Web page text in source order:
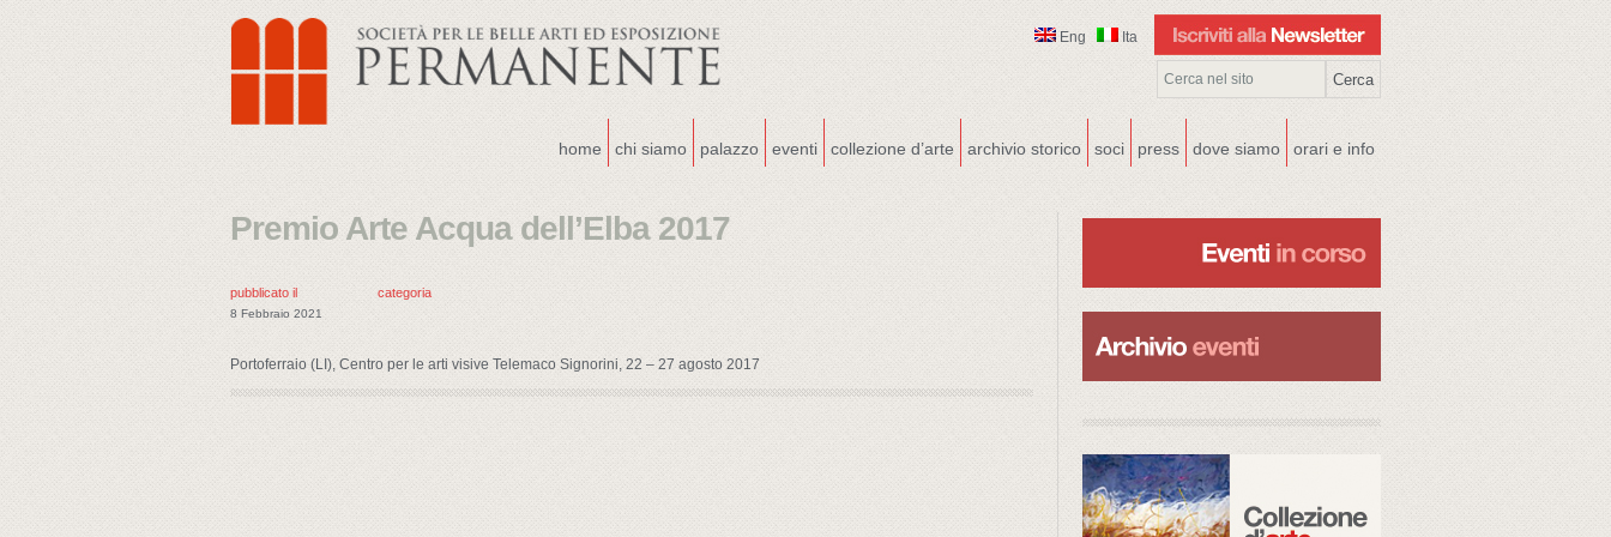
Eng Ita
home chi siamo palazzo eventi collezione d’arte archivio storico soci press dove siamo orari e info
Premio Arte Acqua dell’Elba 2017
pubblicato il
8 Febbraio 2021
categoria
Portoferraio (LI), Centro per le arti visive Telemaco Signorini, 22 – 27 agosto 2017